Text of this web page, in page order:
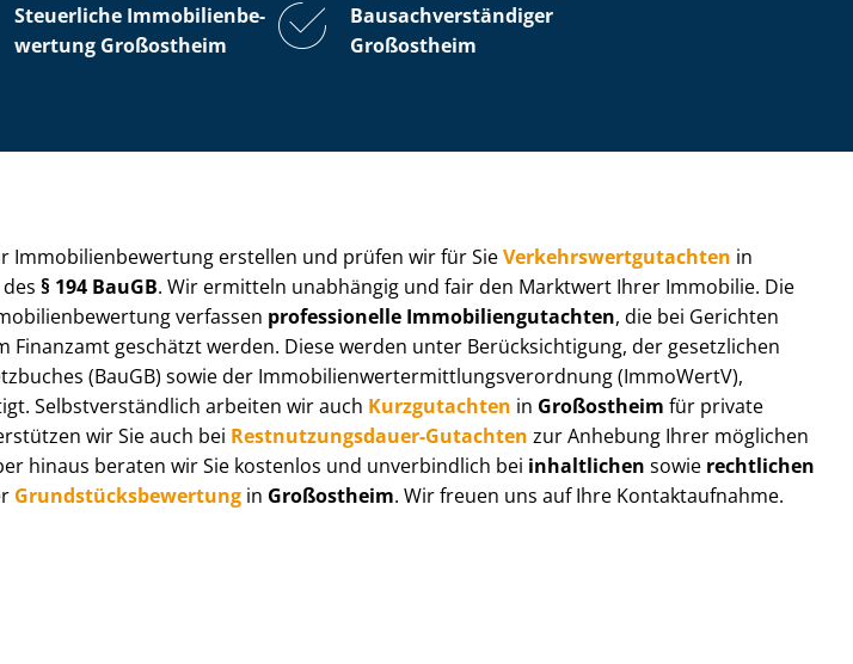
Steuerliche Im­mo­bi­li­en­be­
wer­tung Großostheim
Bau­sach­ver­stän­di­ger
Großostheim
Im­mo­bi­li­en­be­wer­tung erstellen und prüfen wir für SieVer­kehrs­wert­gut­ach­ten in
des§ 194 BauGB. Wir ermitteln unabhängig und fair den Marktwert Ihrer Immobilie. Die
verfassen professionelle Im­mo­bi­li­en­gut­ach­ten, die bei Gerichten
Finanzamt geschätzt werden. Diese werden unter Be­rück­sich­ti­gung, der gesetzlichen
(BauGB) sowie der Im­mo­bi­li­en­wert­ermitt­lungs­ver­ord­nung (ImmoWertV),
Selbst­ver­ständ­lich arbeiten wir auch Kurzgutachten in Großostheim für private
wir Sie auch bei Rest­nut­zungs­dau­er-Gutachten zur Anhebung Ihrer möglichen
hinaus beraten wir Sie kostenlos und unverbindlich bei inhaltlichen sowie rechtlichen
Grund­stücks­be­wer­tung in Großostheim. Wir freuen uns auf Ihre Kontaktaufnahme.